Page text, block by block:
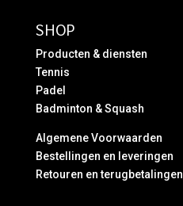
SHOP
Producten & diensten
Tennis
Padel
Badminton & Squash
Algemene Voorwaarden
Bestellingen en leveringen
Retouren en terugbetalingen